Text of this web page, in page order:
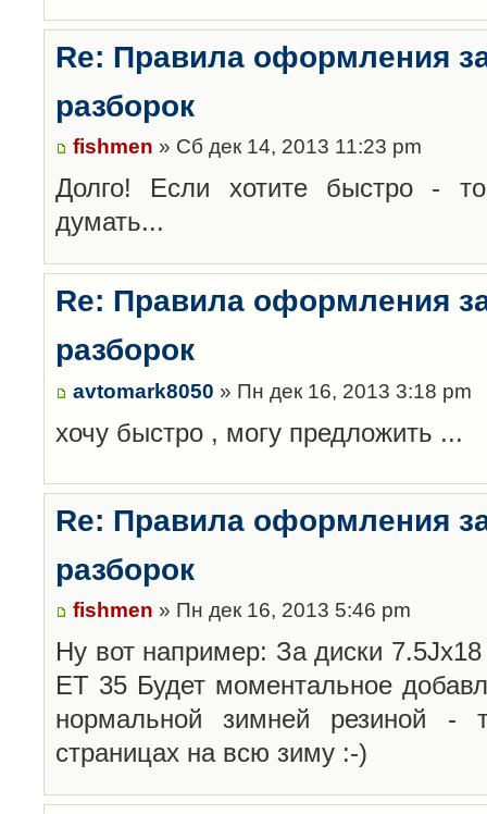
Re: Правила оформления
разборок
fishmen » Сб дек 14, 2013 11:23 pm
Долго! Если хотите быстро -
думать...
Re: Правила оформления
разборок
avtomark8050 » Пн дек 16, 2013 3:18 pm
хочу быстро , могу предложить ...
Re: Правила оформления
разборок
fishmen » Пн дек 16, 2013 5:46 pm
Ну вот например: За диски
ET 35 Будет моментальное
нормальной зимней резиной
страницах на всю зиму :-)